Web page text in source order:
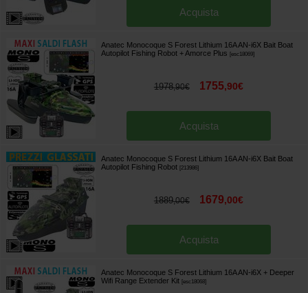
Acquista
Anatec Monocoque S Forest Lithium 16A AN-i6X Bait Boat
Autopilot Fishing Robot + Amorce Plus
[esc18069]
1978,90€ 1755,90€
Acquista
Anatec Monocoque S Forest Lithium 16A AN-i6X Bait Boat
Autopilot Fishing Robot
213986]
1889,00€ 1679,00€
Acquista
Anatec Monocoque S Forest Lithium 16A AN-i6X + Deeper
Wifi Range Extender Kit [esc18068]